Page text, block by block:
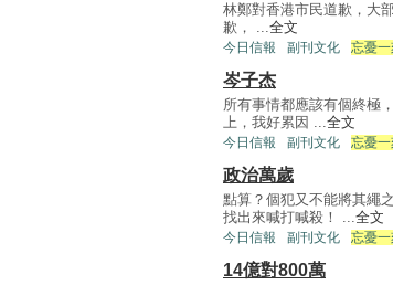
林鄭對香港市民道歉，大
歉， ...全文
今日信報 副刊文化 忘憂一
岑子杰
所有事情都應該有個終極
上，我好累因 ...全文
今日信報 副刊文化 忘憂一
政治萬歲
點算？個犯又不能將其繩
找出來喊打喊殺！ ...全文
今日信報 副刊文化 忘憂一
14億對800萬